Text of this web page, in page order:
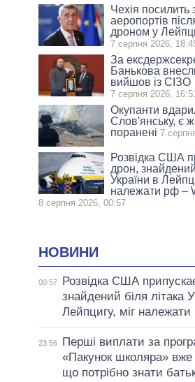
Чехія посилить
аеропортів
дроном у
7 серпня 2026,
За
Банькова
вийшов із СІЗО
7 серпня 2026,
Окупанти
Слов'янську, є
поранені 7
Розвідка США
дрон, знайдений
України в
належати рф –
8 серпня 2026, 00:57
НОВИНИ
00:57
Розвідка США
знайдений біля літака
Лейпцигу, міг
23:56
Перші виплати за
«Пакунок школяра» вже
що потрібно знати